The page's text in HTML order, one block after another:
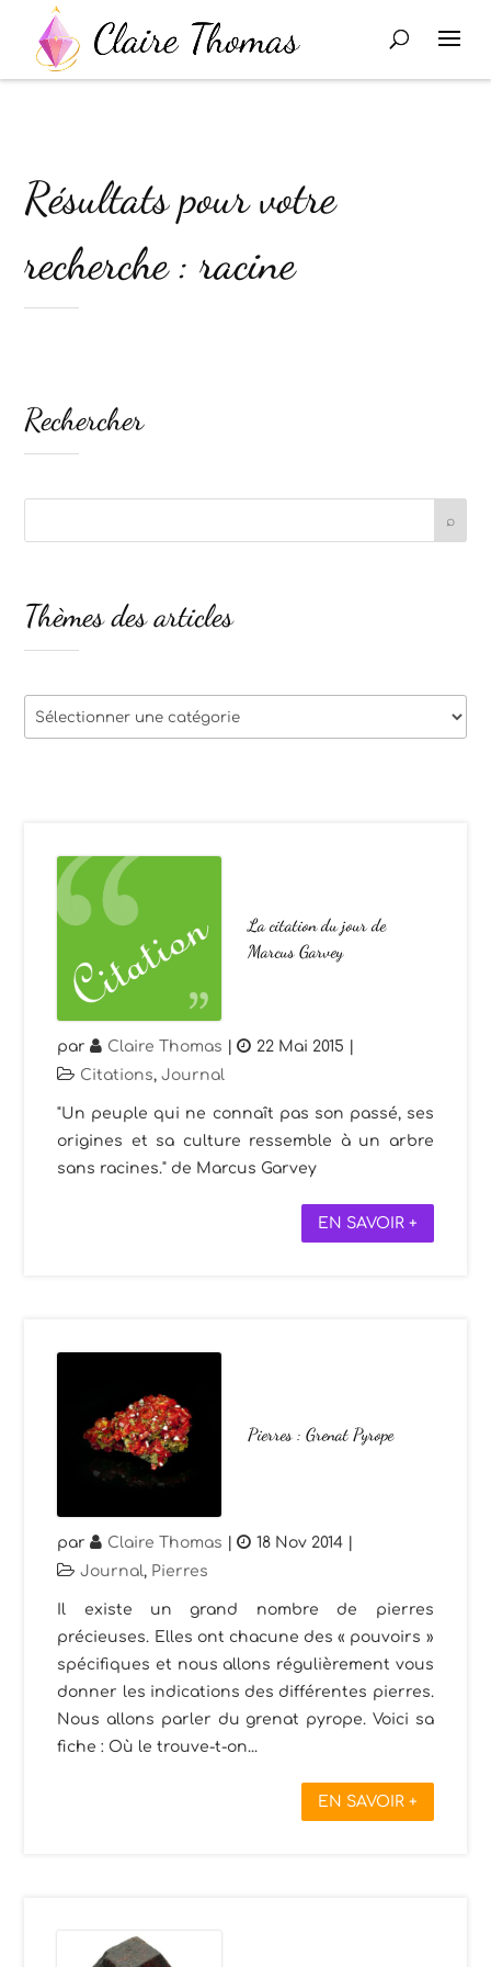
Résultats pour votre
recherche : racine
La citation du jour de
Marcus Garvey
par Claire Thomas | 22 Mai 2015 |
Citations,Journal
"Un peuple qui ne connaît pas son passé, ses
origines et sa culture ressemble à un arbre
sans racines." de Marcus Garvey
EN SAVOIR +
Pierres : Grenat Pyrope
par Claire Thomas | 18 Nov 2014 |
Journal, Pierres
Il existe un grand nombre de pierres
précieuses. Elles ont chacune des « pouvoirs »
spécifiques et nous allons régulièrement vous
donner les indications des différentes pierres.
Nous allons parler du grenat pyrope. Voici sa
fiche : Où le trouve-t-on...
EN SAVOIR +
Rechercher
Thèmes des articles
Thèmes
des